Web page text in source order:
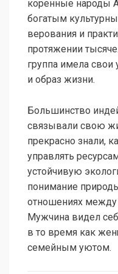
коренные народы
богатым
верования и
протяжении
группа имела
и образ жизни.
Большинство
связывали свою
прекрасно знали,
управлять
устойчивую
понимание
отношениях
Мужчина видел
в то время как
семейным уютом.